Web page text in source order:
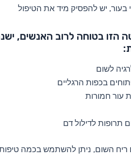
בעור, יש להפסיק מיד את הטיפול
הזו בטוחה לרוב האנשים,
לשום
בכפות הרגליים
עור חמורות
תרופות לדילול דם
ריח השום, ניתן להשתמש בכמה